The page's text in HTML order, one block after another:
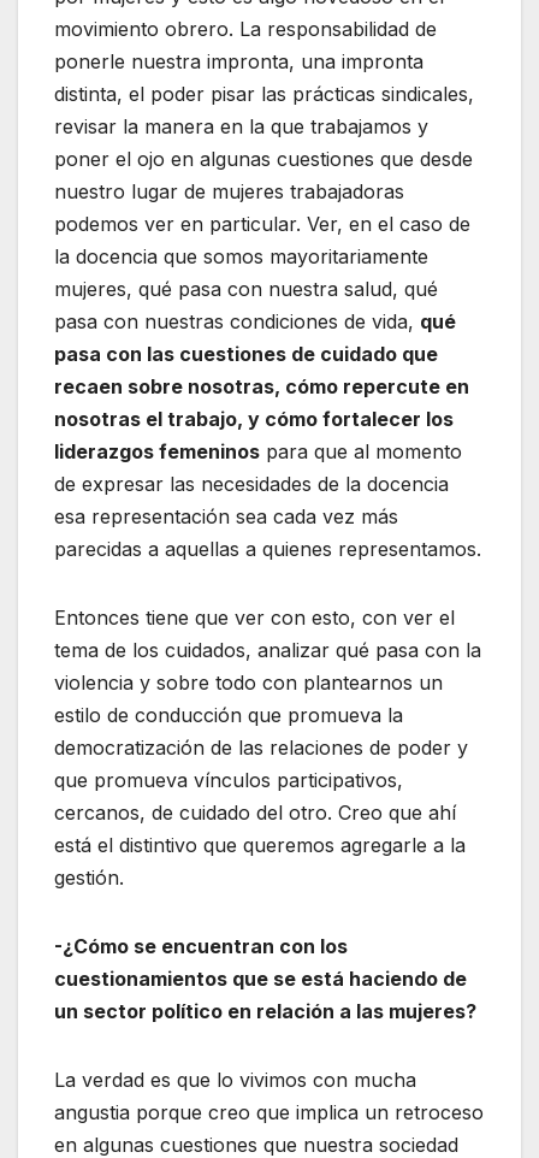
movimiento obrero. La responsabilidad de
ponerle nuestra impronta, una impronta
distinta, el poder pisar las prácticas sindicales,
revisar la manera en la que trabajamos y
poner el ojo en algunas cuestiones que desde
nuestro lugar de mujeres trabajadoras
podemos ver en particular. Ver, en el caso de
la docencia que somos mayoritariamente
mujeres, qué pasa con nuestra salud, qué
pasa con nuestras condiciones de vida, qué
pasa con las cuestiones de cuidado que
recaen sobre nosotras, cómo repercute en
nosotras el trabajo, y cómo fortalecer los
liderazgos femeninos para que al momento
de expresar las necesidades de la docencia
esa representación sea cada vez más
parecidas a aquellas a quienes representamos.
Entonces tiene que ver con esto, con ver el
tema de los cuidados, analizar qué pasa con la
violencia y sobre todo con plantearnos un
estilo de conducción que promueva la
democratización de las relaciones de poder y
que promueva vínculos participativos,
cercanos, de cuidado del otro. Creo que ahí
está el distintivo que queremos agregarle a la
gestión.
-¿Cómo se encuentran con los
cuestionamientos que se está haciendo de
un sector político en relación a las mujeres?
La verdad es que lo vivimos con mucha
angustia porque creo que implica un retroceso
en algunas cuestiones que nuestra sociedad